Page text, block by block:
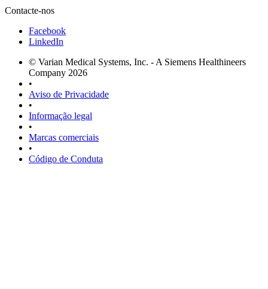
Contacte-nos
Facebook
LinkedIn
© Varian Medical Systems, Inc. - A Siemens Healthineers
Company 2026
•
Aviso de Privacidade
•
Informação legal
•
Marcas comerciais
•
Código de Conduta